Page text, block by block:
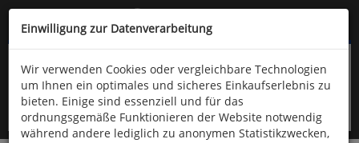
Kompletten Head der Seite überspringen
oder (06766) 9323-960
Einwilligung zur Datenverarbeitung
Wir verwenden Cookies oder vergleichbare Technologien
um Ihnen ein optimales und sicheres Einkaufserlebnis zu
bieten. Einige sind essenziell und für das
ordnungsgemäße Funktionieren der Website notwendig
während andere lediglich zu anonymen Statistikzwecken,